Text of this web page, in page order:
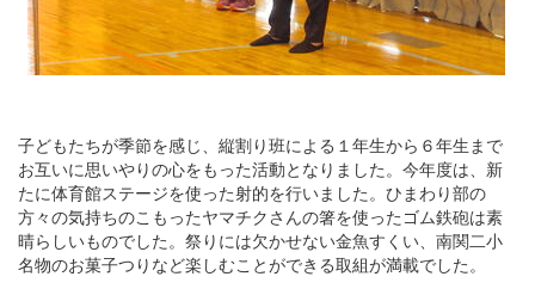
子どもたちが季節を感じ、縦割り班による１年生から６年生まで
お互いに思いやりの心をもった活動となりました。今年度は、新
たに体育館ステージを使った射的を行いました。ひまわり部の
方々の気持ちのこもったヤマチクさんの箸を使ったゴム鉄砲は素
晴らしいものでした。祭りには欠かせない金魚すくい、南関二小
名物のお菓子つりなど楽しむことができる取組が満載でした。